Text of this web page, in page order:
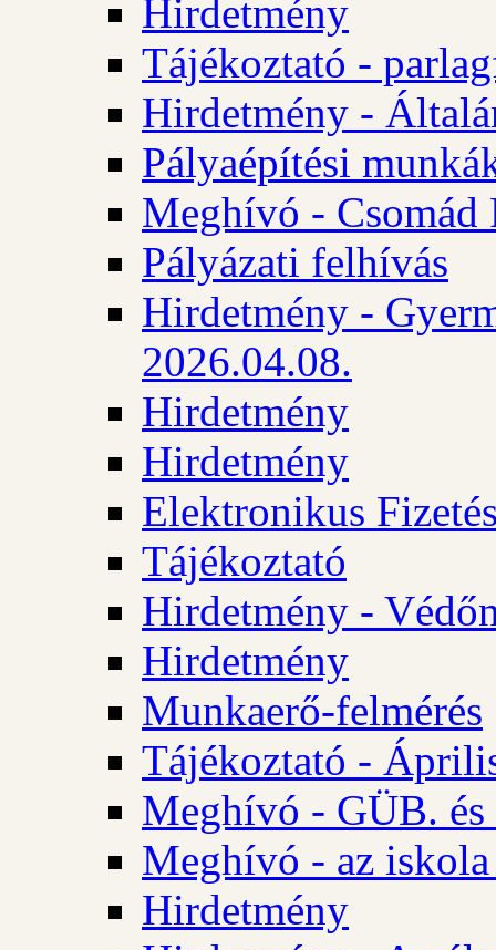
Hirdetmény
Tájékoztató -
Hirdetmény -
Pályaépítési
Meghívó - Csomád
Pályázati felhívás
Hirdetmény -
2026.04.08.
Hirdetmény
Hirdetmény
Elektronikus
Tájékoztató
Hirdetmény -
Hirdetmény
Munkaerő-felmérés
Tájékoztató -
Meghívó - GÜB.
Meghívó - az iskola
Hirdetmény